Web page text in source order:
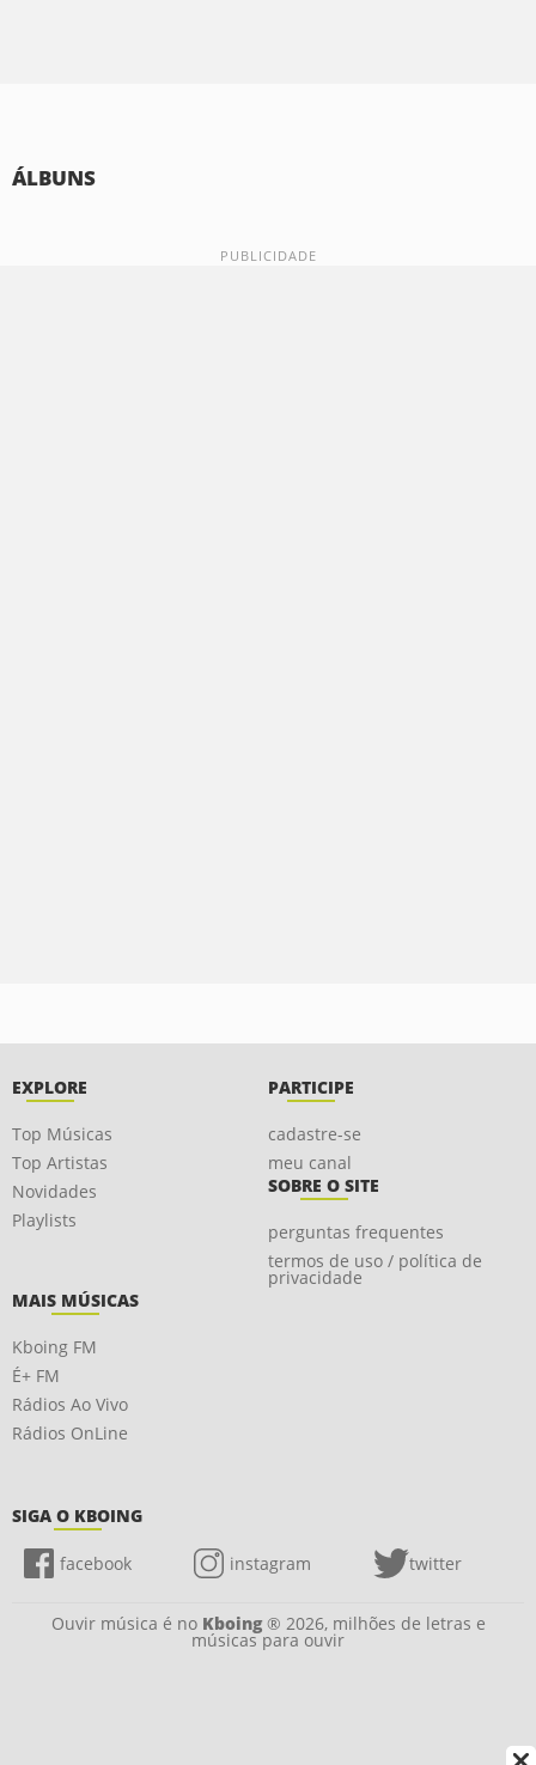
ÁLBUNS
EXPLORE
Top Músicas
Top Artistas
Novidades
Playlists
PARTICIPE
cadastre-se
meu canal
SOBRE O SITE
perguntas frequentes
termos de uso / política de
privacidade
MAIS MÚSICAS
Kboing FM
É+ FM
Rádios Ao Vivo
Rádios OnLine
SIGA O KBOING
facebook instagram twitter
Ouvir música é no Kboing® 2026, milhões de letras e
músicas para ouvir